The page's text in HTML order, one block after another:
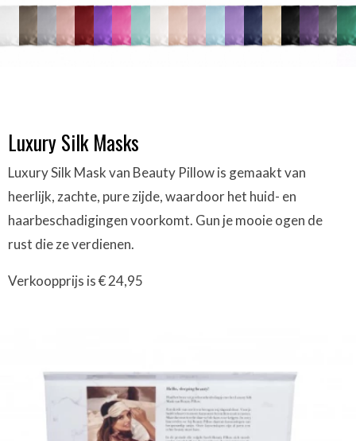
Luxury Silk Masks
Luxury Silk Mask van Beauty Pillow is gemaakt van
heerlijk, zachte, pure zijde, waardoor het huid- en
haarbeschadigingen voorkomt. Gun je mooie ogen de
rust die ze verdienen.
Verkoopprijs is € 24,95